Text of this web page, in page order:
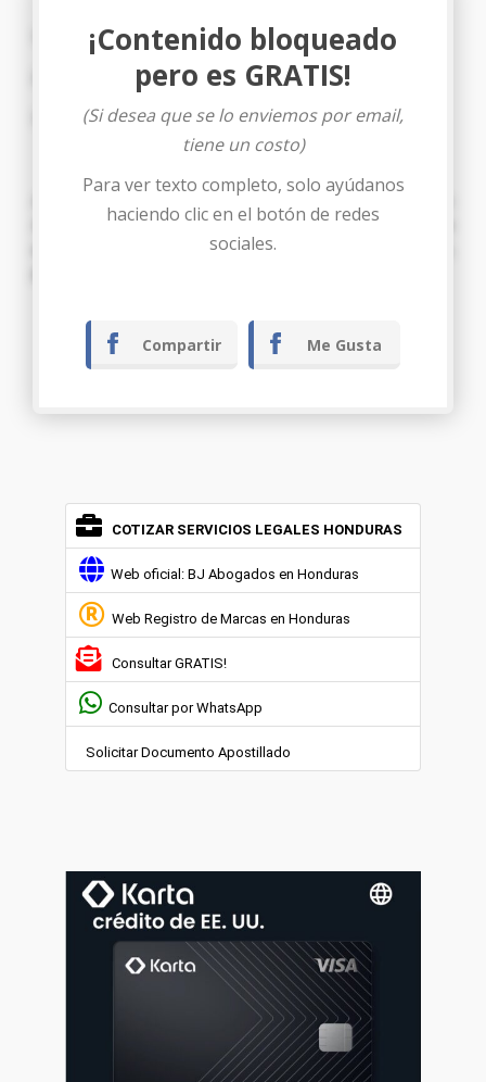
A los Señores de Registro Vehicular PIDOrespetuosamente:
Admitir el presente escrito y resolver de conformidad de
acuerdo al Artículo 80 de la Constitución de la República,
Tegucigalpa M.D.C……… de ……. de ………..
¡Contenido bloqueado
pero es GRATIS!
(Si desea que se lo enviemos por email,
tiene un costo)
Para ver texto completo, solo ayúdanos
haciendo clic en el botón de redes
sociales.
Compartir Me Gusta
COTIZAR SERVICIOS LEGALES HONDURAS
Web oficial: BJ Abogados en Honduras
Web Registro de Marcas en Honduras
Consultar GRATIS!
Consultar por WhatsApp
Solicitar Documento Apostillado